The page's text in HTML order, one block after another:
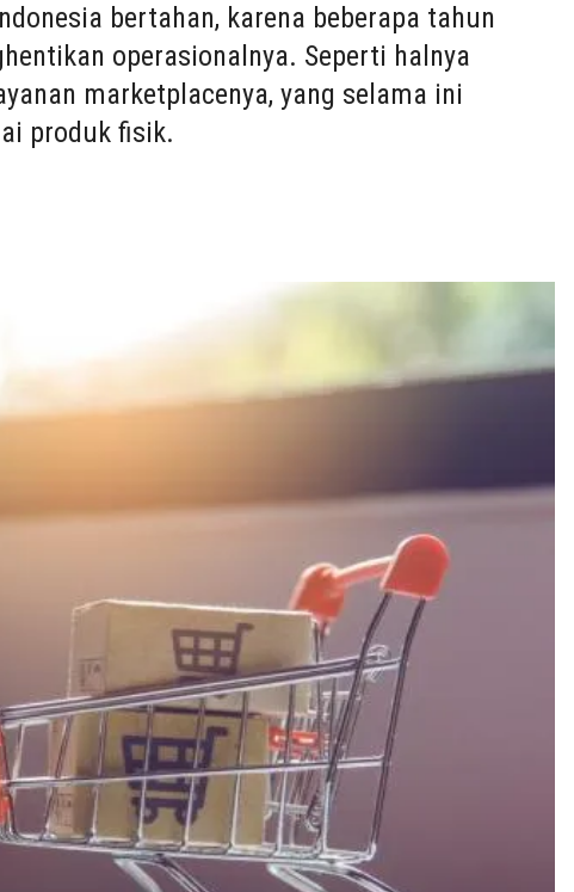
bertahan, karena beberapa tahun
operasionalnya. Seperti halnya
marketplacenya, yang selama ini
produk fisik.